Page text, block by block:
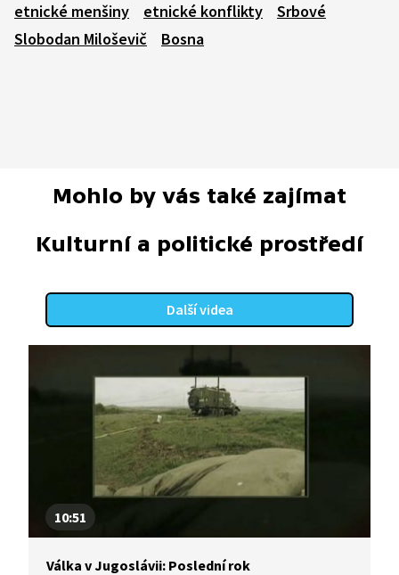
etnické menšiny
etnické konflikty
Srbové
Slobodan Miloševič
Bosna
Mohlo by vás také zajímat
Kulturní a politické prostředí
Další videa
10:51
Válka v Jugoslávii: Poslední rok